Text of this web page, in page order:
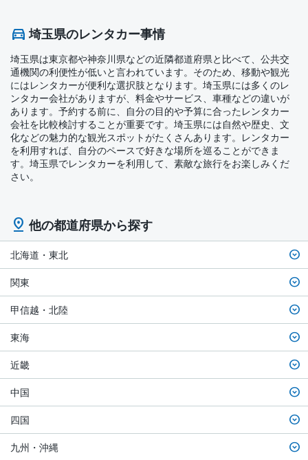
埼玉県のレンタカー事情
埼玉県は東京都や神奈川県などの近隣都道府県と比べて、公共交
通機関の利便性が低いと言われています。そのため、移動や観光
にはレンタカーが便利な選択肢となります。埼玉県には多くのレ
ンタカー会社がありますが、料金やサービス、車種などの違いが
あります。予約する前に、自分の目的や予算に合ったレンタカー
会社を比較検討することが重要です。埼玉県には自然や歴史、文
化などの魅力的な観光スポットがたくさんあります。レンタカー
を利用すれば、自分のペースで好きな場所を巡ることができま
す。埼玉県でレンタカーを利用して、素敵な旅行をお楽しみくだ
さい。
他の都道府県から探す
北海道・東北
関東
甲信越・北陸
東海
近畿
中国
四国
九州・沖縄